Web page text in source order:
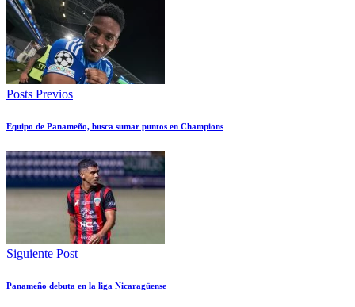
Posts Previos
Equipo de Panameño, busca sumar puntos en Champions
Siguiente Post
Panameño debuta en la liga Nicaragüense